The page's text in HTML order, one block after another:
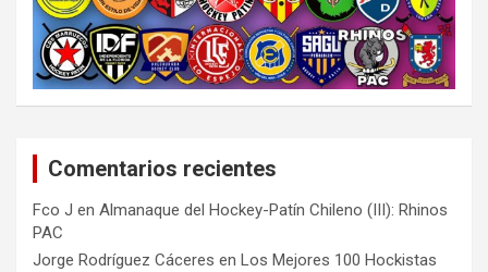
Comentarios recientes
Fco J en Almanaque del Hockey-Patín Chileno (III): Rhinos
PAC
Jorge Rodríguez Cáceres en Los Mejores 100 Hockistas